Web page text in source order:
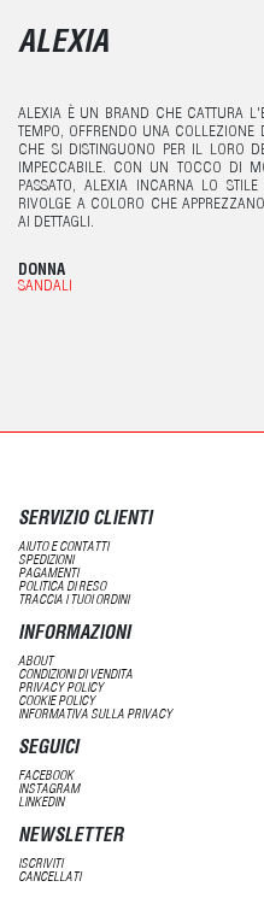
ALEXIA
ALEXIA È UN BRAND CHE CATTURA
TEMPO, OFFRENDO UNA COLLEZIONE
CHE SI DISTINGUONO PER IL LORO
IMPECCABILE. CON UN TOCCO DI
PASSATO, ALEXIA INCARNA LO
RIVOLGE A COLORO CHE
AI DETTAGLI.
DONNA
SANDALI
SERVIZIO CLIENTI
AIUTO E CONTATTI
SPEDIZIONI
PAGAMENTI
POLITICA DI RESO
TRACCIA I TUOI ORDINI
INFORMAZIONI
ABOUT
CONDIZIONI DI VENDITA
PRIVACY POLICY
COOKIE POLICY
INFORMATIVA SULLA PRIVACY
SEGUICI
FACEBOOK
INSTAGRAM
LINKEDIN
NEWSLETTER
ISCRIVITI
CANCELLATI